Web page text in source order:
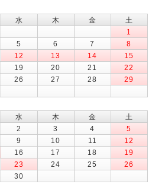
水 木 金
土
1
5 6 7
8
12 13 14
15
19 20 21
22
26 27 28
29
水 木 金
土
2 3 4
5
9 10 11
12
16 17 18
19
23 24 25
26
30